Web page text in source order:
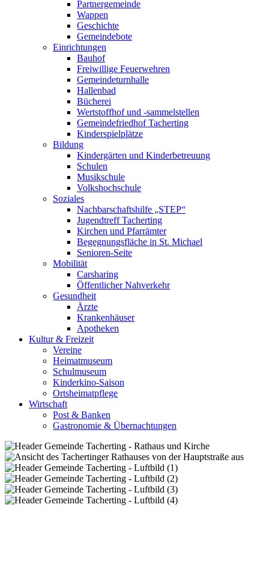
Partnergemeinde
Wappen
Geschichte
Gemeindebote
Einrichtungen
Bauhof
Freiwillige Feuerwehren
Gemeindeturnhalle
Hallenbad
Bücherei
Wertstoffhof und -sammelstellen
Gemeindefriedhof Tacherting
Kinderspielplätze
Bildung
Kindergärten und Kinderbetreuung
Schulen
Musikschule
Volkshochschule
Soziales
Nachbarschaftshilfe „STEP“
Jugendtreff Tacherting
Kirchen und Pfarrämter
Begegnungsfläche in St. Michael
Senioren-Seite
Mobilität
Carsharing
Öffentlicher Nahverkehr
Gesundheit
Ärzte
Krankenhäuser
Apotheken
Kultur & Freizeit
Vereine
Heimatmuseum
Schulmuseum
Kinderkino-Saison
Ortsheimatpflege
Wirtschaft
Post & Banken
Gastronomie & Übernachtungen